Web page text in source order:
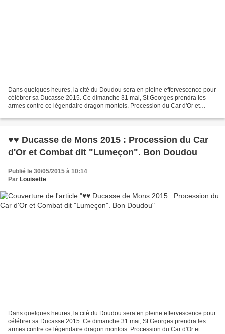
Dans quelques heures, la cité du Doudou sera en pleine effervescence pour
célébrer sa Ducasse 2015. Ce dimanche 31 mai, St Georges prendra les
armes contre ce légendaire dragon montois. Procession du Car d'Or et
♥♥ Ducasse de Mons 2015 : Procession du Car
d'Or et Combat dit "Lumeçon". Bon Doudou
Publié le 30/05/2015 à 10:14
Par Louisette
Dans quelques heures, la cité du Doudou sera en pleine effervescence pour
célébrer sa Ducasse 2015. Ce dimanche 31 mai, St Georges prendra les
armes contre ce légendaire dragon montois. Procession du Car d'Or et